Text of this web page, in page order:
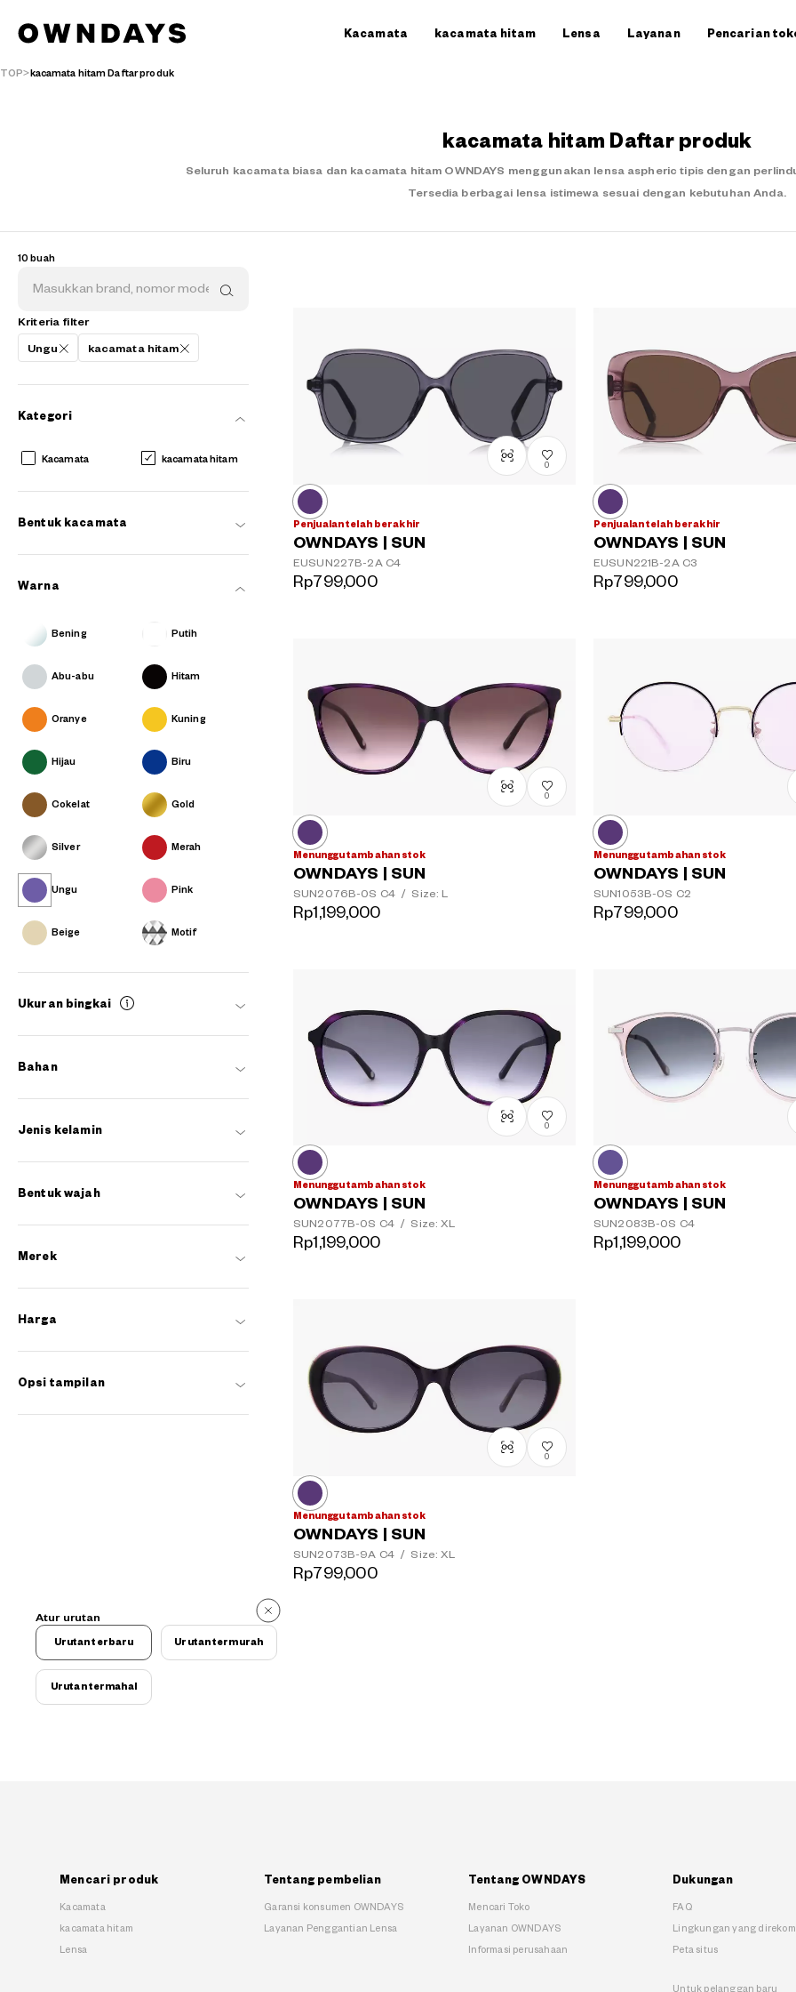
Kacamata kacamata hitam Lensa Layanan Pencarian
TOP kacamata hitam Daftar produk
kacamata hitam Daftar produk
Seluruh kacamata biasa dan kacamata hitam OWNDAYS menggunakan lensa aspheric tipis dengan
Tersedia berbagai lensa istimewa sesuai dengan kebutuhan Anda.
10 buah
Kriteria filter
Ungu kacamata hitam
Kategori
Kacamata kacamata hitam
Bentuk kacamata
Warna
Bening Putih
Abu-abu Hitam
Oranye Kuning
Hijau Biru
Cokelat Gold
Silver Merah
Ungu Pink
Beige Motif
Ukuran bingkai
Bahan
Jenis kelamin
Bentuk wajah
Merek
Harga
Opsi tampilan
Atur urutan
Urutan terbaru Urutan termurah
Urutan termahal
0
Penjualan telah berakhir
OWNDAYS | SUN
EUSUN227B-2A C4
Rp799,000
Penjualan telah berakhir
OWNDAYS | SUN
EUSUN221B-2A C3
Rp799,000
0
Menunggu tambahan stok
OWNDAYS | SUN
SUN2076B-0S C4 / Size: L
Rp1,199,000
Menunggu tambahan stok
OWNDAYS | SUN
SUN1053B-0S C2
Rp799,000
0
Menunggu tambahan stok
OWNDAYS | SUN
SUN2077B-0S C4 / Size: XL
Rp1,199,000
Menunggu tambahan stok
OWNDAYS | SUN
SUN2083B-0S C4
Rp1,199,000
0
Menunggu tambahan stok
OWNDAYS | SUN
SUN2073B-9A C4 / Size: XL
Rp799,000
Mencari produk
Kacamata
kacamata hitam
Lensa
Tentang pembelian
Garansi konsumen OWNDAYS
Layanan Penggantian Lensa
Tentang OWNDAYS
Mencari Toko
Layanan OWNDAYS
Informasi perusahaan
Dukungan
FAQ
Lingkungan yang
Peta situs
Untuk pelanggan baru